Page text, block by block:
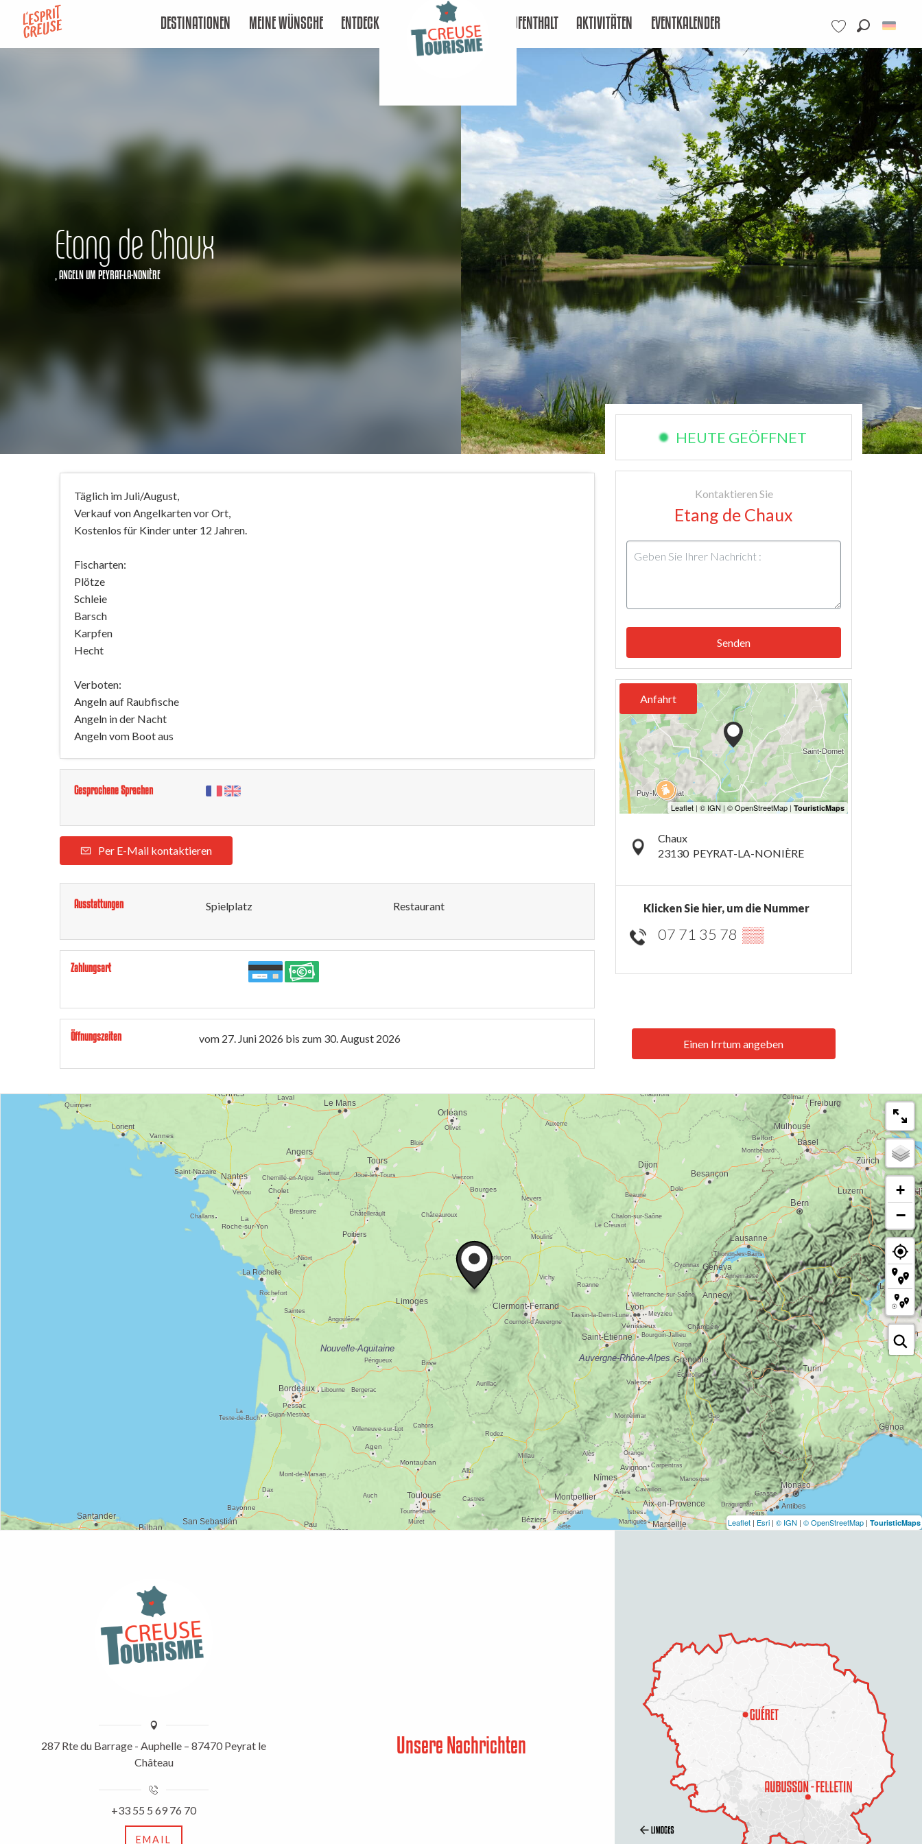
contenu
Voir les favoris
DESTINATIONEN MEINE WÜNSCHE ENTDECKEN AUFENTHALT AKTIVITÄTEN EVENTKALENDER
Etang de Chaux
ANGELNUM PEYRAT-LA-NONIÈRE
Täglich im Juli/August,
Verkauf von Angelkarten vor Ort,
Kostenlos für Kinder unter 12 Jahren.
Fischarten:
Plötze
Schleie
Barsch
Karpfen
Hecht
Verboten:
Angeln auf Raubfische
Angeln in der Nacht
Angeln vom Boot aus
Gesprochene Sprachen
Per E-Mail kontaktieren
Ausstattungen Spielplatz Restaurant
Zahlungsart
Öffnungszeiten vom 27. Juni 2026 bis zum 30. August 2026
HEUTE GEÖFFNET
Kontaktieren Sie
Etang de Chaux
Senden
Anfahrt
Chaux
23130 PEYRAT-LA-NONIÈRE
Klicken Sie hier, um die Nummer
07 71 35 78 ▒▒
Einen Irrtum angeben
+
−
Leaflet | Esri | © IGN | © OpenStreetMap | TouristicMaps
287 Rte du Barrage - Auphelle – 87470 Peyrat le
Château
+33 55 5 69 76 70
EMAIL
Unsere Nachrichten